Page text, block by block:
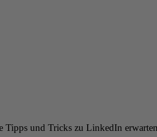
Tipps und Tricks zu LinkedIn